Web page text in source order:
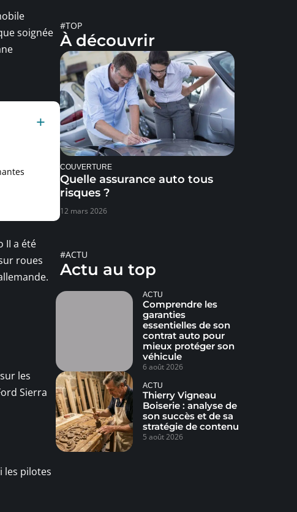
soignée
II a été
roues
les
Sierra
les pilotes
#TOP
À découvrir
COUVERTURE
Quelle assurance auto tous
risques ?
12 mars 2026
#ACTU
Actu au top
ACTU
Comprendre les
garanties
essentielles de son
contrat auto pour
mieux protéger son
véhicule
6 août 2026
ACTU
Thierry Vigneau
Boiserie : analyse de
son succès et de sa
stratégie de contenu
5 août 2026